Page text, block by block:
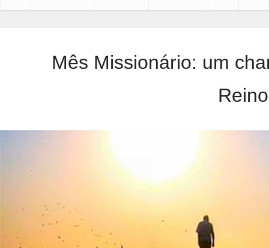
Mês Missionário: um
Reino